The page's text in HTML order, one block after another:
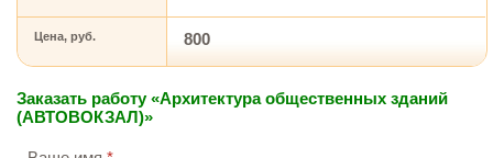
Цена, руб. 800
Заказать работу «Архитектура общественных зданий
(АВТОВОКЗАЛ)»